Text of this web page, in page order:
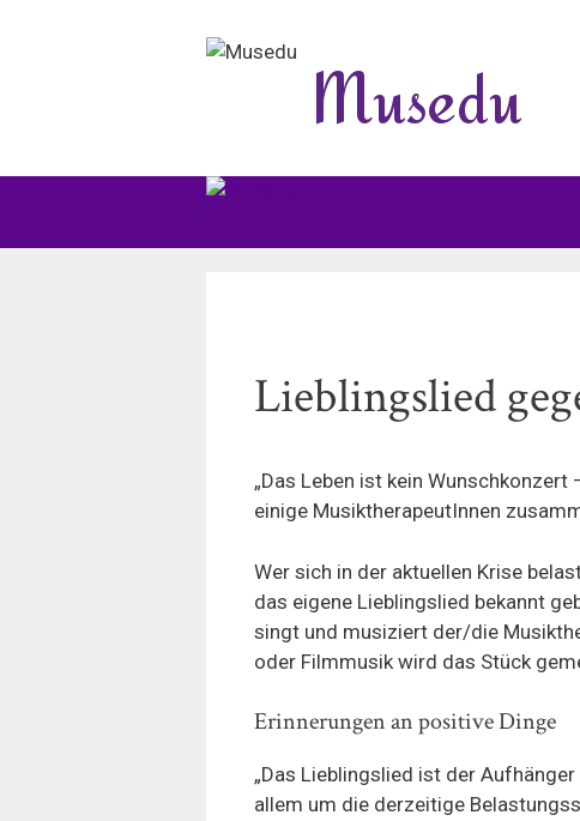
Musedu
Lieblingslied
„Das Leben ist kein
einige MusiktherapeutInnen
Wer sich in der aktuellen Krise
das eigene Lieblingslied bekannt
singt und musiziert der/die
oder Filmmusik wird das Stück
Erinnerungen an positive Dinge
„Das Lieblingslied ist der
allem um die derzeitige